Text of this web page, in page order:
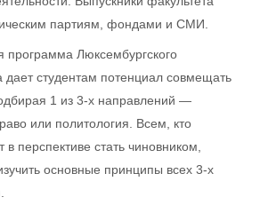
партиям, фондами и СМИ.
программа Люксембургского
дает студентам потенциал совмещать
1 из 3-х направлений —
или политология. Всем, кто
в перспективе стать чиновником,
основные принципы всех 3-х